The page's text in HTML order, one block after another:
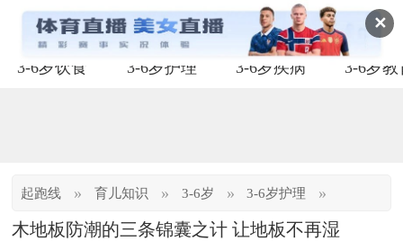
✕
3-6岁饮食 3-6岁护理 3-6岁疾病 3-6岁教
起跑线 » 育儿知识 » 3-6岁 » 3-6岁护理 »
木地板防潮的三条锦囊之计 让地板不再湿